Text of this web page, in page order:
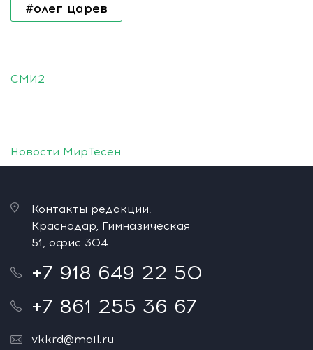
#олег царев
СМИ2
Новости МирТесен
Контакты редакции:
Краснодар, Гимназическая
51, офис 304
+7 918 649 22 50
+7 861 255 36 67
vkkrd@mail.ru